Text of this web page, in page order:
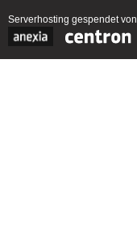
Serverhosting gespendet von